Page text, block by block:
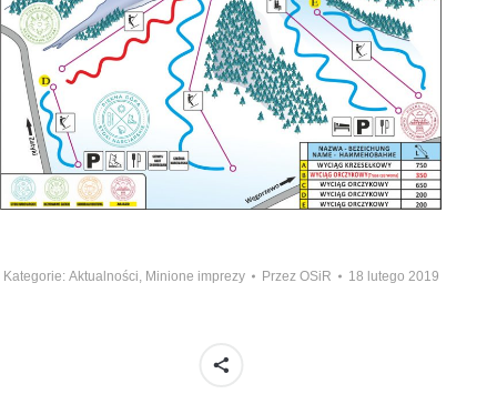
Kategorie: Aktualności, Minione imprezy Przez OSiR 18 lutego 2019